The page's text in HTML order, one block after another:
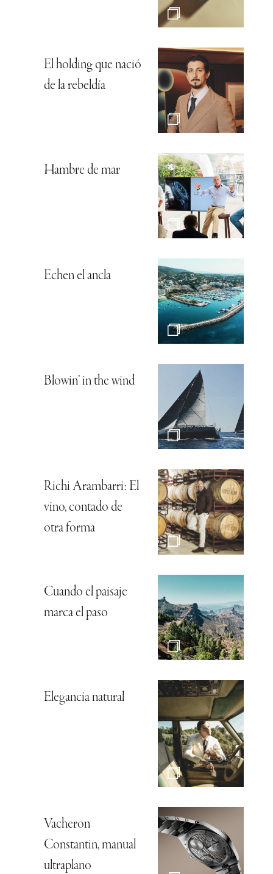
El holding que nació
de la rebeldía
Hambre de mar
Echen el ancla
Blowin’ in the wind
Richi Arambarri: El
vino, contado de
otra forma
Cuando el paisaje
marca el paso
Elegancia natural
Vacheron
Constantin, manual
ultraplano